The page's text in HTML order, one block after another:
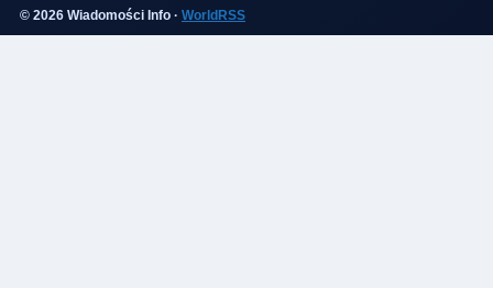
© 2026 Wiadomości Info · WorldRSS